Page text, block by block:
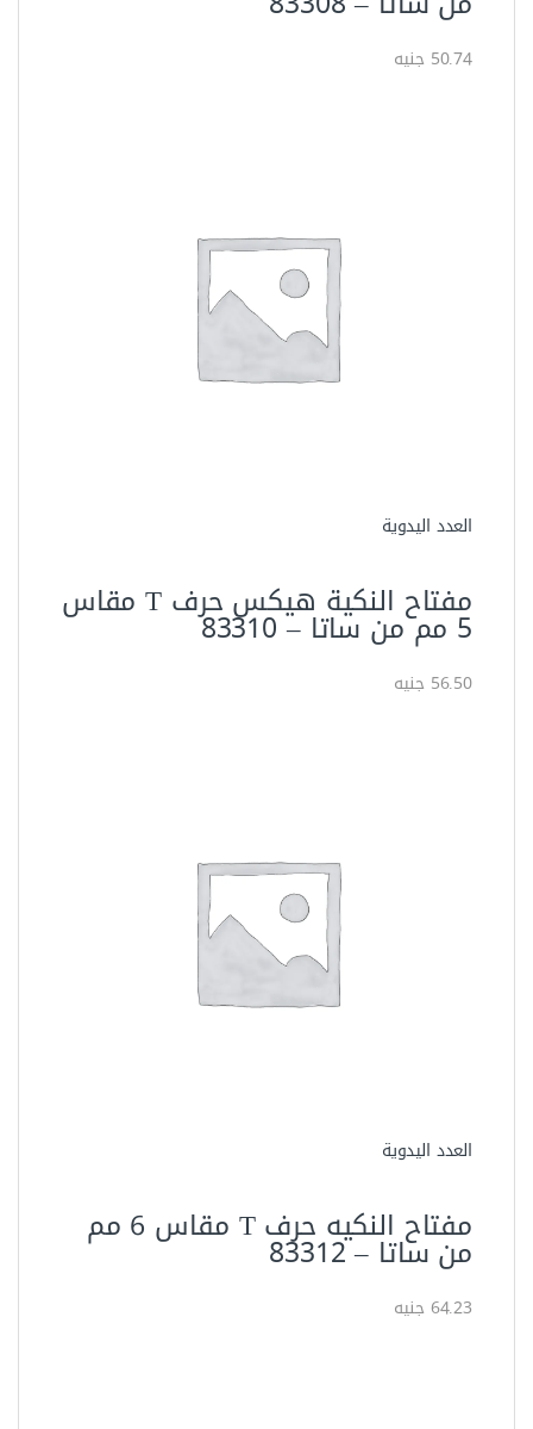
50.74 جنيه
العدد اليدوية
مفتاح النكية هيكس حرف T مقاس
5 مم من ساتا – 83310
56.50 جنيه
العدد اليدوية
مفتاح النكيه حرف T مقاس 6 مم
من ساتا – 83312‏
64.23 جنيه